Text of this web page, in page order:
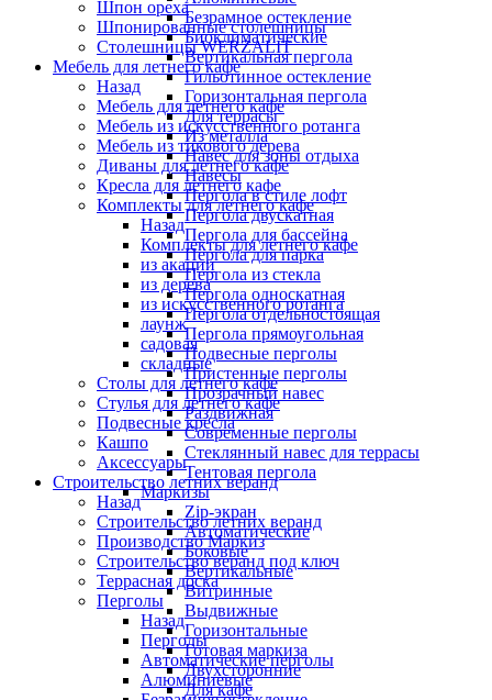
Безрамное остекление
Биоклиматические
Вертикальная пергола
Гильотинное остекление
Горизонтальная пергола
Для террасы
Из металла
Навес для зоны отдыха
Навесы
Пергола в стиле лофт
Пергола двускатная
Пергола для бассейна
Пергола для парка
Пергола из стекла
Пергола односкатная
Пергола отдельностоящая
Пергола прямоугольная
Подвесные перголы
Пристенные перголы
Прозрачный навес
Раздвижная
Современные перголы
Стеклянный навес для террасы
Тентовая пергола
Маркизы
Zip-экран
Автоматические
Боковые
Вертикальные
Витринные
Выдвижные
Горизонтальные
Готовая маркиза
Двухсторонние
Для кафе
Шпон ореха
Шпонированные столешницы
Столешницы WERZALIT
Мебель для летнего кафе
Назад
Мебель для летнего кафе
Мебель из искусственного ротанга
Мебель из тикового дерева
Диваны для летнего кафе
Кресла для летнего кафе
Комплекты для летнего кафе
Назад
Комплекты для летнего кафе
из акации
из дерева
из искусственного ротанга
лаунж
садовая
складные
Столы для летнего кафе
Стулья для летнего кафе
Подвесные кресла
Кашпо
Аксессуары
Строительство летних веранд
Назад
Строительство летних веранд
Производство Маркиз
Строительство веранд под ключ
Террасная доска
Перголы
Назад
Перголы
Автоматические перголы
Алюминиевые